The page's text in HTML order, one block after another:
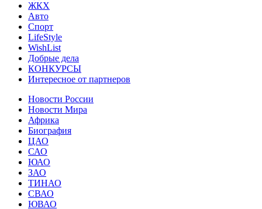
ЖКХ
Авто
Спорт
LifeStyle
WishList
Добрые дела
КОНКУРСЫ
Интересное от партнеров
Новости России
Новости Мира
Африка
Биография
ЦАО
САО
ЮАО
ЗАО
ТИНАО
СВАО
ЮВАО